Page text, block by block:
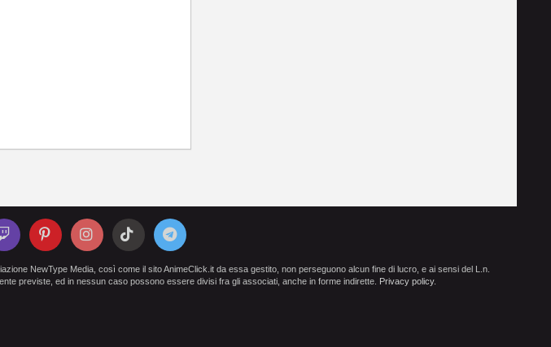
NewType Media, così come il sito AnimeClick.it da essa gestito, non perseguono alcun fine di lucro, e ai sensi del L.n.
previste, ed in nessun caso possono essere divisi fra gli associati, anche in forme indirette. Privacy policy.